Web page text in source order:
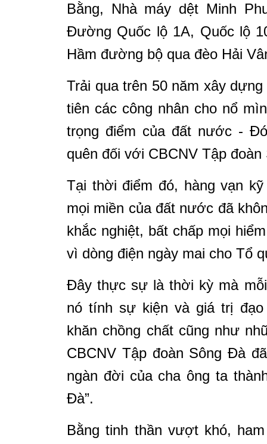
Bằng, Nhà máy dệt Minh
Đường Quốc lộ 1A, Quốc lộ
Hầm đường bộ qua đèo Hải
Trải qua trên 50 năm xây
tiên các công nhân cho nổ
trọng điểm của đất nước -
quên đối với CBCNV Tập
Tại thời điểm đó, hàng vạn
mọi miền của đất nước đã
khắc nghiệt, bất chấp mọi
vì dòng điện ngày mai cho Tổ
Đây thực sự là thời kỳ mà
nó tính sự kiện và giá trị
khăn chồng chất cũng như
CBCNV Tập đoàn Sông Đà
ngàn đời của cha ông ta
Đà”.
Bằng tinh thần vượt khó,